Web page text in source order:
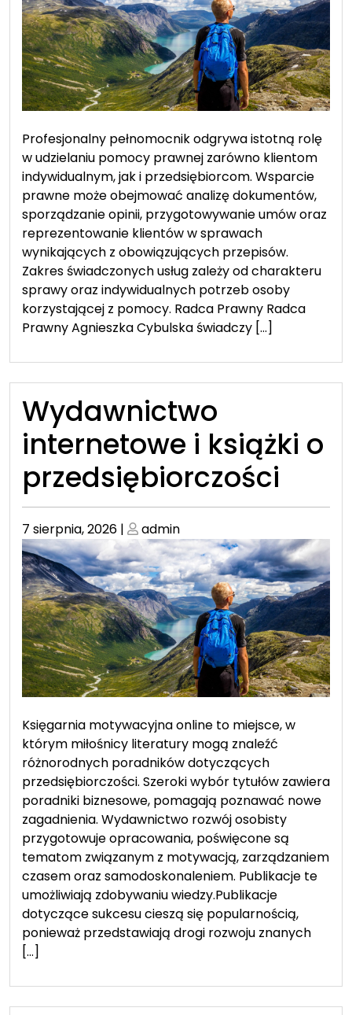
Profesjonalny pełnomocnik odgrywa istotną rolę
w udzielaniu pomocy prawnej zarówno klientom
indywidualnym, jak i przedsiębiorcom. Wsparcie
prawne może obejmować analizę dokumentów,
sporządzanie opinii, przygotowywanie umów oraz
reprezentowanie klientów w sprawach
wynikających z obowiązujących przepisów.
Zakres świadczonych usług zależy od charakteru
sprawy oraz indywidualnych potrzeb osoby
korzystającej z pomocy. Radca Prawny Radca
Prawny Agnieszka Cybulska świadczy […]
Wydawnictwo
internetowe i książki o
przedsiębiorczości
Posted
on
7 sierpnia, 2026 | Posted
on
admin
Księgarnia motywacyjna online to miejsce, w
którym miłośnicy literatury mogą znaleźć
różnorodnych poradników dotyczących
przedsiębiorczości. Szeroki wybór tytułów zawiera
poradniki biznesowe, pomagają poznawać nowe
zagadnienia. Wydawnictwo rozwój osobisty
przygotowuje opracowania, poświęcone są
tematom związanym z motywacją, zarządzaniem
czasem oraz samodoskonaleniem. Publikacje te
umożliwiają zdobywaniu wiedzy.Publikacje
dotyczące sukcesu cieszą się popularnością,
ponieważ przedstawiają drogi rozwoju znanych
[…]